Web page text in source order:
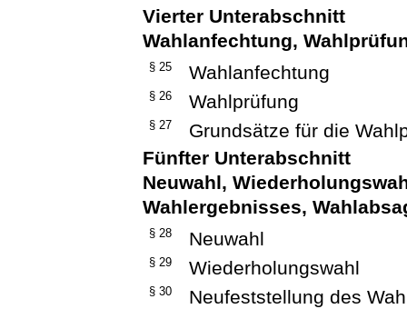
Vierter Unterabschnitt
Wahlanfechtung,
§ 25 Wahlanfechtung
§ 26 Wahlprüfung
§ 27
Grundsätze für die
Fünfter Unterabschnitt
Neuwahl,
Wahlergebnisses,
§ 28 Neuwahl
§ 29 Wiederholungswahl
§ 30 Neufeststellung des